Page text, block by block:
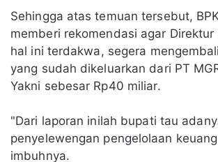
Sehingga atas temuan tersebut,
memberi rekomendasi agar
hal ini terdakwa, segera
yang sudah dikeluarkan dari PT
Yakni sebesar Rp40 miliar.
"Dari laporan inilah bupati tau
penyelewengan pengelolaan
imbuhnya.